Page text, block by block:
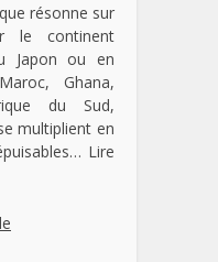
résonne sur
le continent
Japon ou en
Ghana,
du Sud,
multiplient en
Lire